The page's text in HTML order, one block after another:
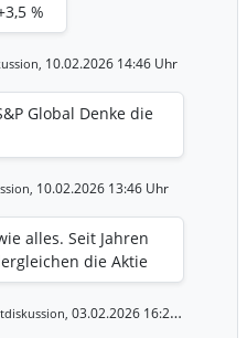
%
10.02.2026 14:46 Uhr
Global Denke die
10.02.2026 13:46 Uhr
alles. Seit Jahren
die Aktie
03.02.2026 16:22 Uhr